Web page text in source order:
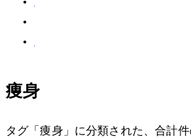
痩身
タグ「痩身」に分類された、合計 2